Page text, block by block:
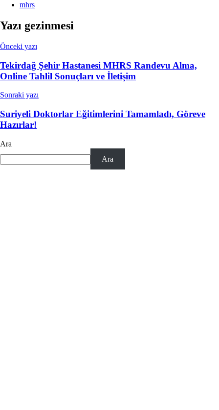
mhrs
Yazı gezinmesi
Önceki yazı
Tekirdağ Şehir Hastanesi MHRS Randevu Alma,
Online Tahlil Sonuçları ve İletişim
Sonraki yazı
Suriyeli Doktorlar Eğitimlerini Tamamladı, Göreve
Hazırlar!
Ara
Ara